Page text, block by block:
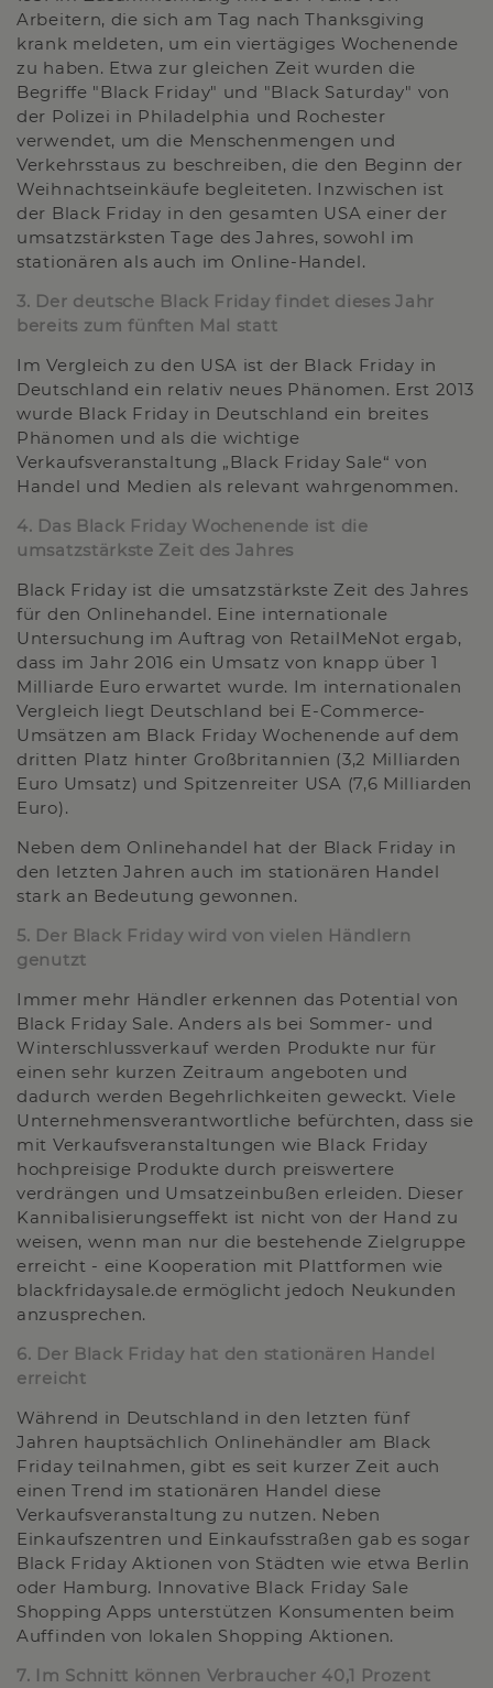
Arbeitern, die sich am Tag nach Thanksgiving
krank meldeten, um ein viertägiges Wochenende
zu haben. Etwa zur gleichen Zeit wurden die
Begriffe "Black Friday" und "Black Saturday" von
der Polizei in Philadelphia und Rochester
verwendet, um die Menschenmengen und
Verkehrsstaus zu beschreiben, die den Beginn der
Weihnachtseinkäufe begleiteten. Inzwischen ist
der Black Friday in den gesamten USA einer der
umsatzstärksten Tage des Jahres, sowohl im
stationären als auch im Online-Handel.
3. Der deutsche Black Friday findet dieses Jahr
bereits zum fünften Mal statt
Im Vergleich zu den USA ist der Black Friday in
Deutschland ein relativ neues Phänomen. Erst 2013
wurde Black Friday in Deutschland ein breites
Phänomen und als die wichtige
Verkaufsveranstaltung „Black Friday Sale“ von
Handel und Medien als relevant wahrgenommen.
4. Das Black Friday Wochenende ist die
umsatzstärkste Zeit des Jahres
Black Friday ist die umsatzstärkste Zeit des Jahres
für den Onlinehandel. Eine internationale
Untersuchung im Auftrag von RetailMeNot ergab,
dass im Jahr 2016 ein Umsatz von knapp über 1
Milliarde Euro erwartet wurde. Im internationalen
Vergleich liegt Deutschland bei E-Commerce-
Umsätzen am Black Friday Wochenende auf dem
dritten Platz hinter Großbritannien (3,2 Milliarden
Euro Umsatz) und Spitzenreiter USA (7,6 Milliarden
Euro).
Neben dem Onlinehandel hat der Black Friday in
den letzten Jahren auch im stationären Handel
stark an Bedeutung gewonnen.
5. Der Black Friday wird von vielen Händlern
genutzt
Immer mehr Händler erkennen das Potential von
Black Friday Sale. Anders als bei Sommer- und
Winterschlussverkauf werden Produkte nur für
einen sehr kurzen Zeitraum angeboten und
dadurch werden Begehrlichkeiten geweckt. Viele
Unternehmensverantwortliche befürchten, dass sie
mit Verkaufsveranstaltungen wie Black Friday
hochpreisige Produkte durch preiswertere
verdrängen und Umsatzeinbußen erleiden. Dieser
Kannibalisierungseffekt ist nicht von der Hand zu
weisen, wenn man nur die bestehende Zielgruppe
erreicht - eine Kooperation mit Plattformen wie
blackfridaysale.de ermöglicht jedoch Neukunden
anzusprechen.
6. Der Black Friday hat den stationären Handel
erreicht
Während in Deutschland in den letzten fünf
Jahren hauptsächlich Onlinehändler am Black
Friday teilnahmen, gibt es seit kurzer Zeit auch
einen Trend im stationären Handel diese
Verkaufsveranstaltung zu nutzen. Neben
Einkaufszentren und Einkaufsstraßen gab es sogar
Black Friday Aktionen von Städten wie etwa Berlin
oder Hamburg. Innovative Black Friday Sale
Shopping Apps unterstützen Konsumenten beim
Auffinden von lokalen Shopping Aktionen.
7. Im Schnitt können Verbraucher 40,1 Prozent